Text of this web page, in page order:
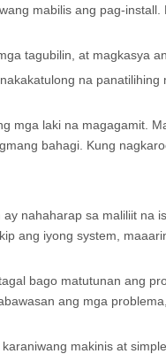
mabilis ang pag-
tagubilin, at magkasya
na
mga laki na magagamit.
bahagi. Kung
nahaharap sa maliliit na
ang iyong system,
bago matutunan ang
ang mga
makinis at simple.